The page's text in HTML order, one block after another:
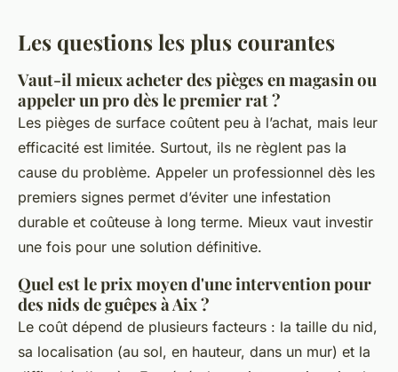
Les questions les plus courantes
Vaut-il mieux acheter des pièges en magasin ou
appeler un pro dès le premier rat ?
Les pièges de surface coûtent peu à l’achat, mais leur
efficacité est limitée. Surtout, ils ne règlent pas la
cause du problème. Appeler un professionnel dès les
premiers signes permet d’éviter une infestation
durable et coûteuse à long terme. Mieux vaut investir
une fois pour une solution définitive.
Quel est le prix moyen d'une intervention pour
des nids de guêpes à Aix ?
Le coût dépend de plusieurs facteurs : la taille du nid,
sa localisation (au sol, en hauteur, dans un mur) et la